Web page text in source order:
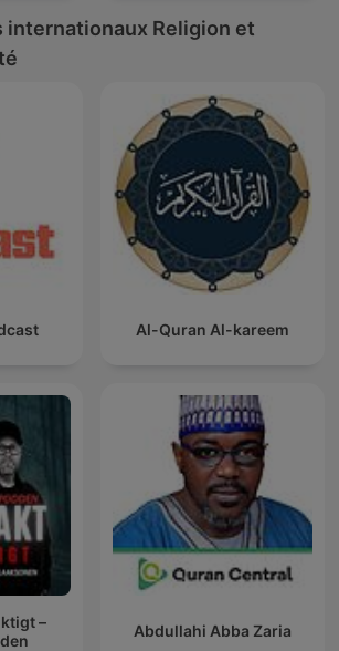
internationaux Religion et
Al-Quran Al-kareem
–
Abdullahi Abba Zaria